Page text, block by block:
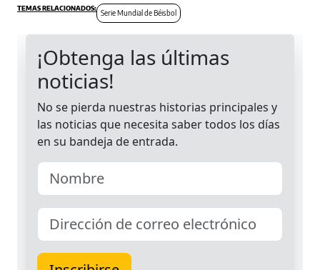
Serie Mundial de Béisbol